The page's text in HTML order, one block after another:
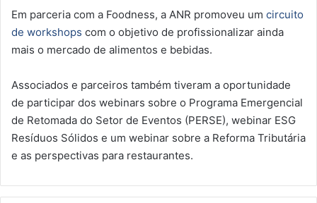
Em parceria com a Foodness, a ANR promoveu um circuito
de workshops com o objetivo de profissionalizar ainda
mais o mercado de alimentos e bebidas.
Associados e parceiros também tiveram a oportunidade
de participar dos webinars sobre o Programa Emergencial
de Retomada do Setor de Eventos (PERSE), webinar ESG
Resíduos Sólidos e um webinar sobre a Reforma Tributária
e as perspectivas para restaurantes.